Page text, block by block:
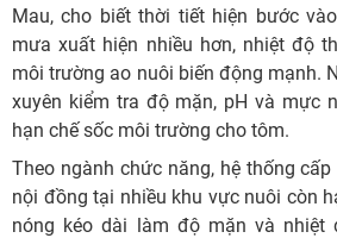
Mau, cho biết thời tiết hiện bước
mưa xuất hiện nhiều hơn, nhiệt độ
môi trường ao nuôi biến động mạnh.
xuyên kiểm tra độ mặn, pH và mực
hạn chế sốc môi trường cho tôm.
Theo ngành chức năng, hệ thống
nội đồng tại nhiều khu vực nuôi còn
nóng kéo dài làm độ mặn và nhiệt